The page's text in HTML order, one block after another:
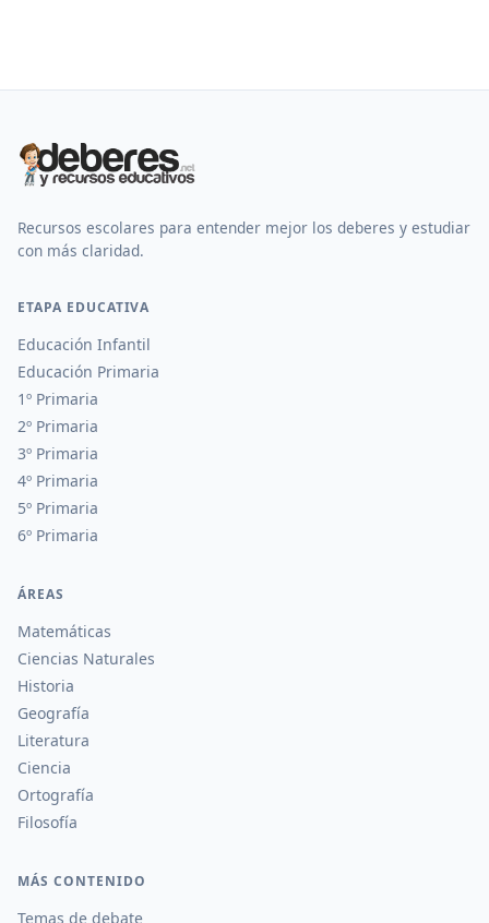
Recursos escolares para entender mejor los deberes y estudiar
con más claridad.
ETAPA EDUCATIVA
Educación Infantil
Educación Primaria
1º Primaria
2º Primaria
3º Primaria
4º Primaria
5º Primaria
6º Primaria
ÁREAS
Matemáticas
Ciencias Naturales
Historia
Geografía
Literatura
Ciencia
Ortografía
Filosofía
MÁS CONTENIDO
Temas de debate